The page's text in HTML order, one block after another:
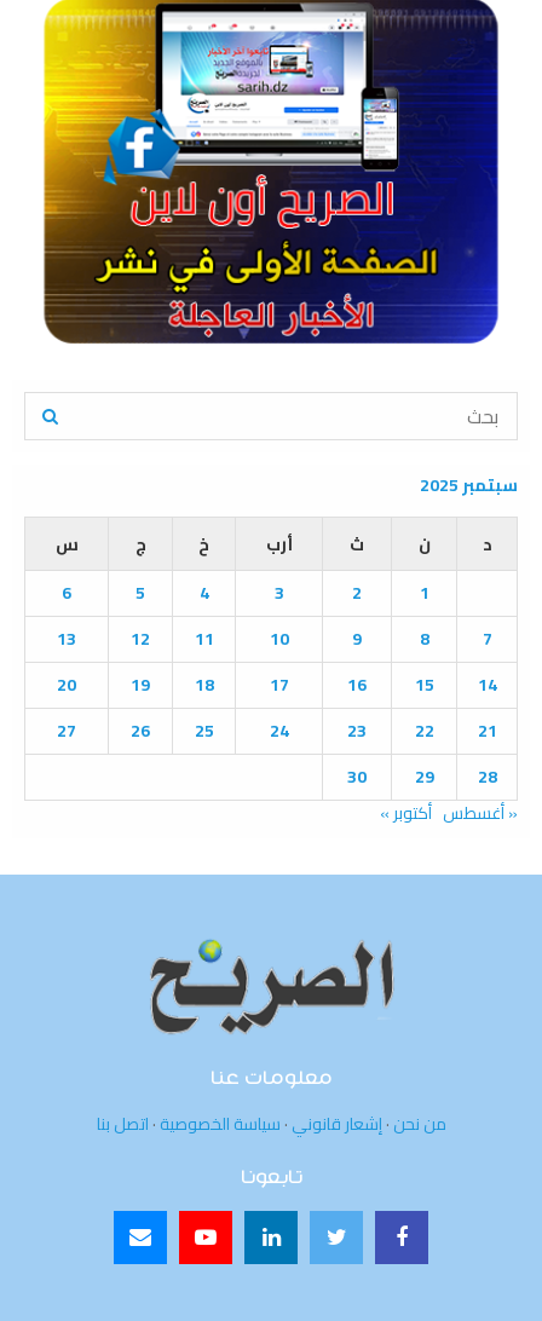
S
r
o
E
A
R
C
H
سبتمبر 2025
د
ن ث أرب خ ج
س
1
2
3
4
5
6
7
8
9
10
11
12
13
14
15
16
17
18
19
20
21
22
23
24
25
26
27
28
29
30
« أغسطس أكتوبر »
معلومات عنا
من نحن·إشعار قانوني·سياسة الخصوصية·اتصل بنا
تابعونا